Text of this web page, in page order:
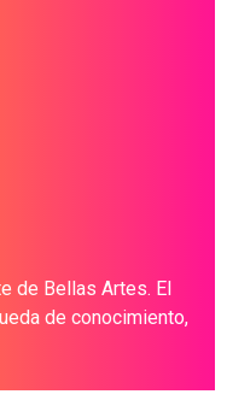
de Bellas Artes. El
de conocimiento,